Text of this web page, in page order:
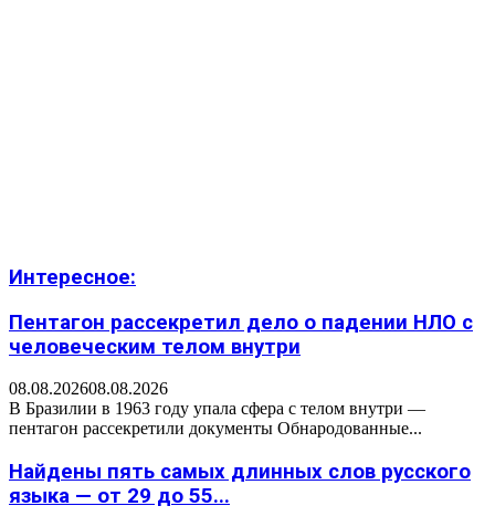
Интересное:
Пентагон рассекретил дело о падении НЛО с
человеческим телом внутри
08.08.202608.08.2026
В Бразилии в 1963 году упала сфера с телом внутри —
пентагон рассекретили документы Обнародованные...
Найдены пять самых длинных слов русского
языка — от 29 до 55...